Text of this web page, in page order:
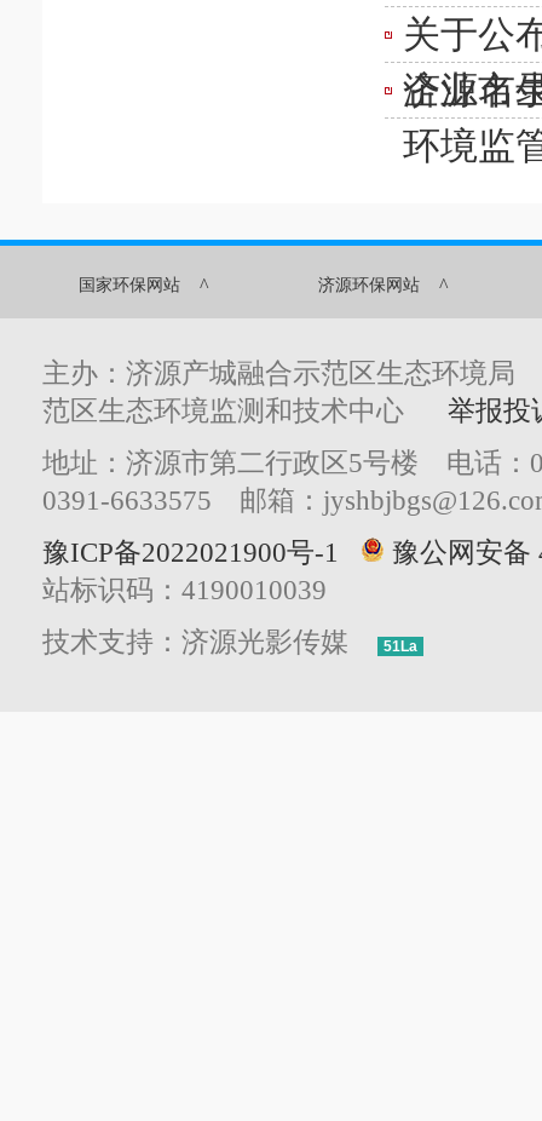
关于公
企业名
济源市
环境监
国家环保网站 ^ 济源环保网站 ^
主办：济源产城融合示范区生态环境
范区生态环境监测和技术中心 举报投
地址：济源市第二行政区5号楼 电话：
0391-6633575 邮箱：
豫ICP备2022021900号-1
豫公网安备
站标识码：4190010039
技术支持：济源光影传媒
51La